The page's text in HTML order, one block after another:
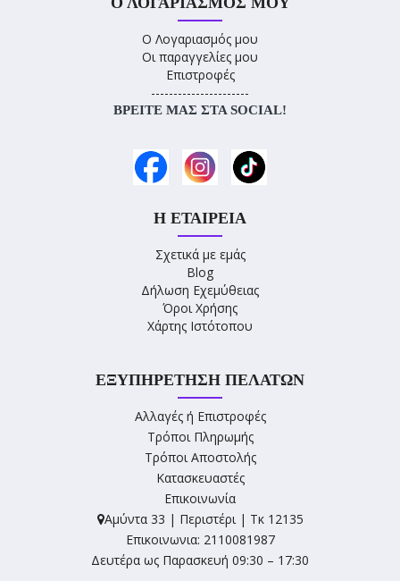
Ο Λογαριασμός μου
Οι παραγγελίες μου
Επιστροφές
----------------------
ΒΡΕΊΤΕ ΜΑΣ ΣΤΑ SOCIAL!
Η ΕΤΑΙΡΕΊΑ
Σχετικά με εμάς
Blog
Δήλωση Εχεμύθειας
Όροι Χρήσης
Χάρτης Ιστότοπου
ΕΞΥΠΗΡΈΤΗΣΗ ΠΕΛΑΤΏΝ
Αλλαγές ή Επιστροφές
Τρόποι Πληρωμής
Τρόποι Αποστολής
Κατασκευαστές
Επικοινωνία
Αμύντα 33 | Περιστέρι | Τκ 12135
Επικοινωνια: 2110081987
Δευτέρα ως Παρασκευή 09:30 – 17:30